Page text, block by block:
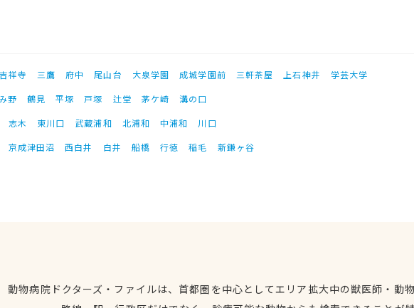
吉祥寺 三鷹 府中 尾山台 大泉学園 成城学園前 三軒茶屋 上石神井
学芸大学
野 鶴見 平塚 戸塚 辻堂 茅ケ崎
溝の口
志木 東川口 武蔵浦和 北浦和 中浦和
川口
京成津田沼 西白井 白井 船橋 行徳 稲毛 新鎌ヶ谷
動物病院ドクターズ・ファイルは、首都圏を中心としてエリア拡大中の獣医師・動